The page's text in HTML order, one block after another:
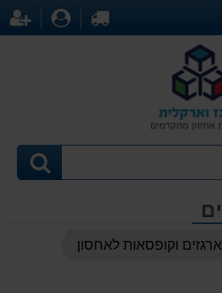
לקופה
ארגזים וקופסאות לאחסון